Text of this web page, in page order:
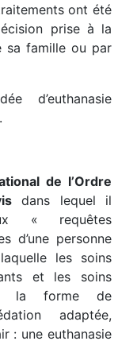
ont été
prise à la
sa famille ou par
d’euthanasie
de l’Ordre
dans lequel il
« requêtes
d’une personne
les soins
et les soins
la forme de
adaptée,
: une euthanasie